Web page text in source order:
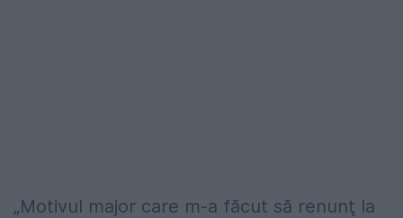
„Motivul major care m-a făcut să renunţ la